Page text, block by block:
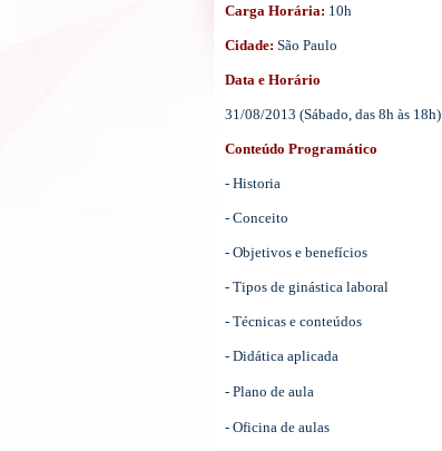
Carga Horária: 10h
Cidade: São Paulo
Data e Horário
31/08/2013 (Sábado, das 8h às 18h)
Conteúdo Programático
- Historia
- Conceito
- Objetivos e benefícios
- Tipos de ginástica laboral
- Técnicas e conteúdos
- Didática aplicada
- Plano de aula
- Oficina de aulas